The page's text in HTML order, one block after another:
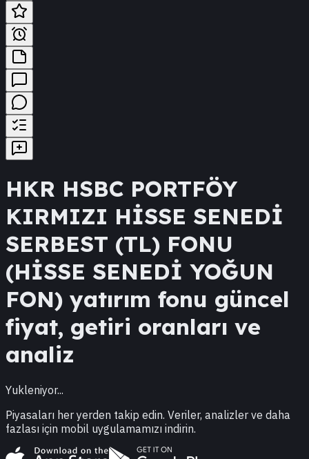
HKR HSBC PORTFÖY
KIRMIZI HİSSE SENEDİ
SERBEST (TL) FONU
(HİSSE SENEDİ YOĞUN
FON) yatırım fonu güncel
fiyat, getiri oranları ve
analiz
Yukleniyor...
Piyasaları her yerden takip edin. Veriler, analizler ve daha
fazlası için mobil uygulamamızı indirin.